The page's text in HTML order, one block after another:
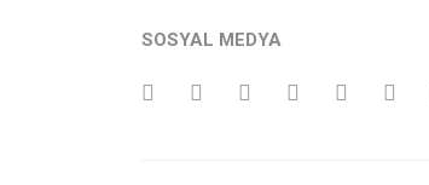
SOSYAL MEDYA